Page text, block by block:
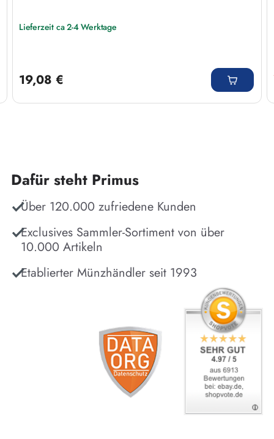
Lieferzeit ca 2-4 Werktage
19,08 €
Dafür steht Primus
Über 120.000 zufriedene Kunden
Exclusives Sammler-Sortiment von über
10.000 Artikeln
Etablierter Münzhändler seit 1993